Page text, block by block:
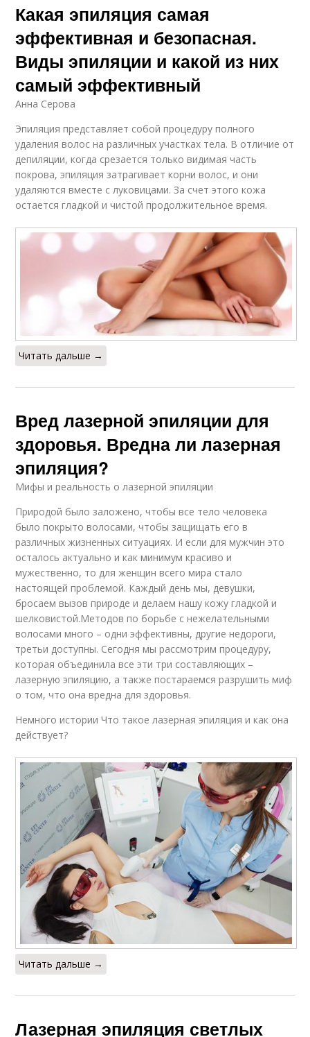
Какая эпиляция самая
эффективная и безопасная.
Виды эпиляции и какой из них
самый эффективный
Анна Серова
Эпиляция представляет собой процедуру полного
удаления волос на различных участках тела. В отличие от
депиляции, когда срезается только видимая часть
покрова, эпиляция затрагивает корни волос, и они
удаляются вместе с луковицами. За счет этого кожа
остается гладкой и чистой продолжительное время.
Читать дальше →
Вред лазерной эпиляции для
здоровья. Вредна ли лазерная
эпиляция?
Мифы и реальность о лазерной эпиляции
Природой было заложено, чтобы все тело человека
было покрыто волосами, чтобы защищать его в
различных жизненных ситуациях. И если для мужчин это
осталось актуально и как минимум красиво и
мужественно, то для женщин всего мира стало
настоящей проблемой. Каждый день мы, девушки,
бросаем вызов природе и делаем нашу кожу гладкой и
шелковистой.Методов по борьбе с нежелательными
волосами много – одни эффективны, другие недороги,
третьи доступны. Сегодня мы рассмотрим процедуру,
которая объединила все эти три составляющих –
лазерную эпиляцию, а также постараемся разрушить миф
о том, что она вредна для здоровья.
Немного истории Что такое лазерная эпиляция и как она
действует?
Читать дальше →
Лазерная эпиляция светлых